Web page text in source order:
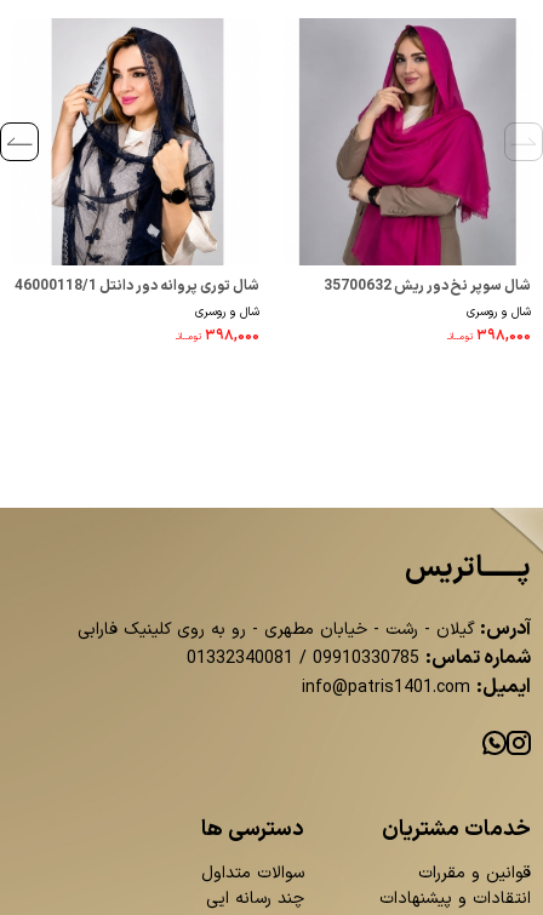
شال سوپر نخ دور ریش 35700632
شال و روسری
۳۹۸,۰۰۰ تومــانـ
شال توری پروانه دور دانتل 46000118/1
شال و روسری
۳۹۸,۰۰۰ تومــانـ
پــــــاتریس
آدرس: گیلان - رشت - خیابان مطهری - رو به روی کلینیک فارابی
شماره تماس: 09910330785
/
01332340081
ایمیل: info@patris1401.com
خدمات مشتریان
قوانین و مقررات
انتقادات و پیشنهادات
دسترسی ها
سوالات متداول
چند رسانه ایی